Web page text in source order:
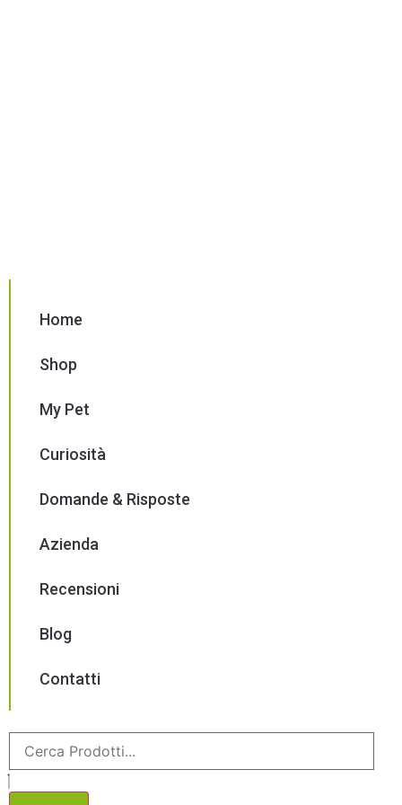
Home
Shop
My Pet
Curiosità
Domande & Risposte
Azienda
Recensioni
Blog
Contatti